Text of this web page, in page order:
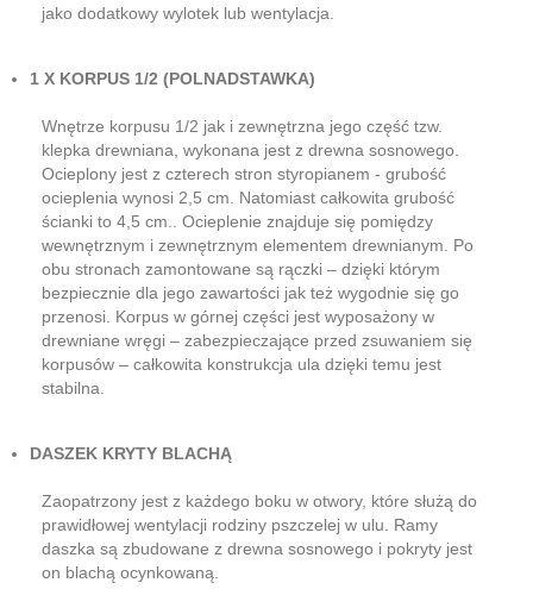
jako dodatkowy wylotek lub wentylacja.
1 X KORPUS 1/2 (POLNADSTAWKA)
Wnętrze korpusu 1/2 jak i zewnętrzna jego część tzw.
klepka drewniana, wykonana jest z drewna sosnowego.
Ocieplony jest z czterech stron styropianem - grubość
ocieplenia wynosi 2,5 cm. Natomiast całkowita grubość
ścianki to 4,5 cm.. Ocieplenie znajduje się pomiędzy
wewnętrznym i zewnętrznym elementem drewnianym. Po
obu stronach zamontowane są rączki – dzięki którym
bezpiecznie dla jego zawartości jak też wygodnie się go
przenosi. Korpus w górnej części jest wyposażony w
drewniane wręgi – zabezpieczające przed zsuwaniem się
korpusów – całkowita konstrukcja ula dzięki temu jest
stabilna.
DASZEK KRYTY BLACHĄ
Zaopatrzony jest z każdego boku w otwory, które służą do
prawidłowej wentylacji rodziny pszczelej w ulu. Ramy
daszka są zbudowane z drewna sosnowego i pokryty jest
on blachą ocynkowaną.